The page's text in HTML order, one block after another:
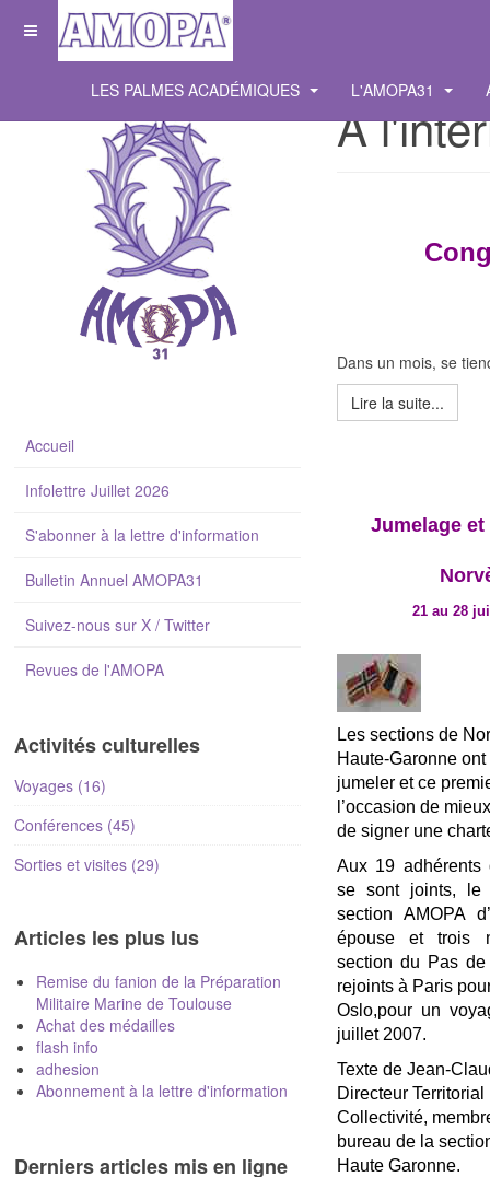
LES PALMES ACADÉMIQUES L'AMOPA31
A
Dans un mois, se
Lire la suite...
Jumelage
21 au 28
Les sections de
Haute-Garonne
jumeler et ce
l’occasion de
de signer une
Aux 19 adhérents
se sont joints, le
section AMOPA
épouse et trois
section du Pas
rejoints à Paris
Oslo,pour un
juillet 2007.
Texte de Jean-
Directeur
Collectivité,
bureau de la
Haute Garonne.
Accueil
Infolettre Juillet 2026
S'abonner à la lettre d'information
Bulletin Annuel AMOPA31
Suivez-nous sur X / Twitter
Revues de l'AMOPA
Activités culturelles
Voyages (16)
Conférences (45)
Sorties et visites (29)
Articles les plus lus
Remise du fanion de la Préparation
Militaire Marine de Toulouse
Achat des médailles
flash info
adhesion
Abonnement à la lettre d'information
Derniers articles mis en ligne